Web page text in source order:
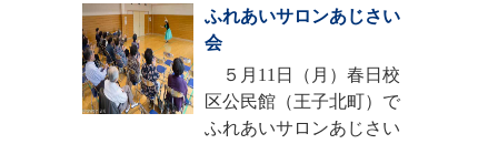
ふれあいサロンあじさい
会
５月11日（月）春日校
区公民館（王子北町）で
ふれあいサロンあじさい